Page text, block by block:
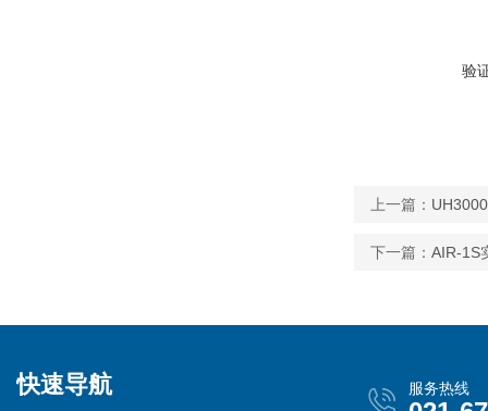
验
上一篇：
下一篇： AIR-1S
快速导航 服务热线